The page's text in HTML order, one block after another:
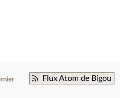
Flux Atom de Bigou